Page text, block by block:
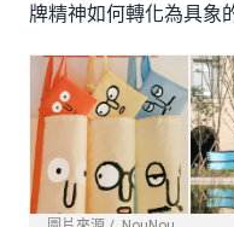
牌精神如何轉化為具象